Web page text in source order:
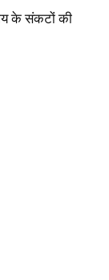
के संकटों की